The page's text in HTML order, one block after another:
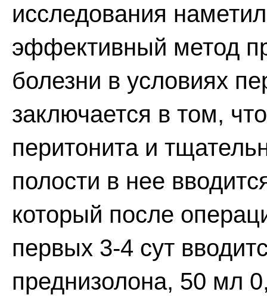
исследования
эффективный метод
болезни в условиях
заключается в том,
перитонита и
полости в нее
который после
первых 3-4 сут
преднизолона, 50 мл